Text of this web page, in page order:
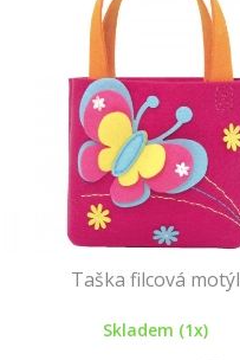
Taška filcová motýl
Skladem (1x)